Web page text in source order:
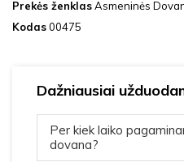
Prekės ženklasAsmeninės
Kodas00475
Dažniausiai
Per kiek laiko
dovana?